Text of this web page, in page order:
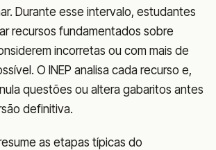
Durante esse intervalo, estudantes
recursos fundamentados sobre
incorretas ou com mais de
O INEP analisa cada recurso e,
questões ou altera gabaritos antes
definitiva.
as etapas típicas do